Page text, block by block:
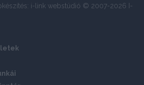
i-link webstúdió © 2007-2026 I-